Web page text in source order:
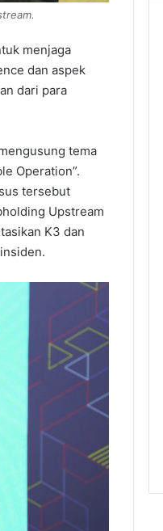
menjaga
dan aspek
dari para
tema
Operation”.
tersebut
Upstream
K3 dan